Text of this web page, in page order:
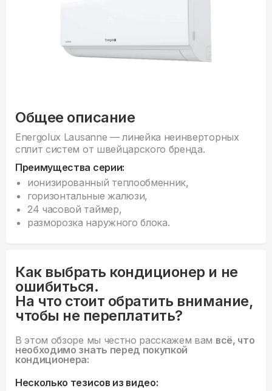
Общее описание
Energolux Lausanne — линейка неинверторных
сплит систем от швейцарского бренда.
Преимущества серии:
ионизированный теплообменник,
горизонтальные жалюзи,
24 часовой таймер,
разморозка наружного блока.
Как выбрать кондиционер и не
ошибиться.
На что стоит обратить внимание,
чтобы не переплатить?
В этом обзоре мы честно расскажем вам всё, что
необходимо знать перед покупкой
кондиционера:
Несколько тезисов из видео: